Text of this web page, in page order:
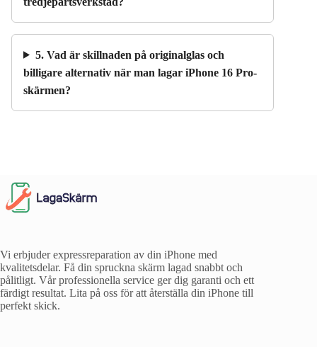
5. Vad är skillnaden på originalglas och
billigare alternativ när man lagar iPhone 16 Pro-
skärmen?
Vi erbjuder expressreparation av din iPhone med
kvalitetsdelar. Få din spruckna skärm lagad snabbt och
pålitligt. Vår professionella service ger dig garanti och ett
färdigt resultat. Lita på oss för att återställa din iPhone till
perfekt skick.